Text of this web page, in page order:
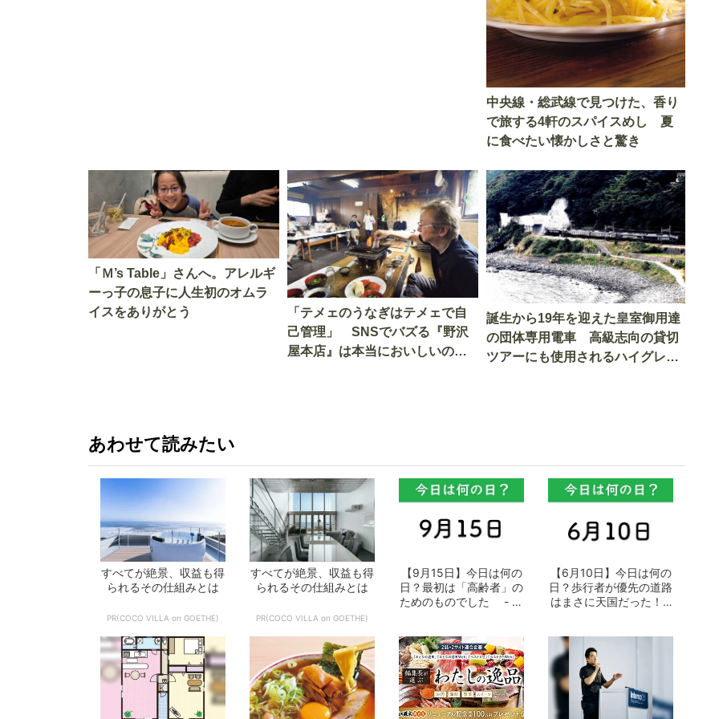
中央線・総武線で見つけた、香り
で旅する4軒のスパイスめし 夏
に食べたい懐かしさと驚き
「Ｍ’s Table」さんへ。アレルギ
ーっ子の息子に人生初のオムラ
イスをありがとう
「テメェのうなぎはテメェで自
己管理」 SNSでバズる『野沢
屋本店』は本当においしいの
誕生から19年を迎えた皇室御用達
の団体専用電車 高級志向の貸切
ツアーにも使用されるハイグレー
あわせて読みたい
すべてが絶景、収益も得
られるその仕組みとは
PR(COCO VILLA on GOETHE)
すべてが絶景、収益も得
られるその仕組みとは
PR(COCO VILLA on GOETHE)
【9月15日】今日は何の
日？最初は「高齢者」の
ためのものでした - お
【6月10日】今日は何の
日？歩行者が優先の道路
はまさに天国だった！ -